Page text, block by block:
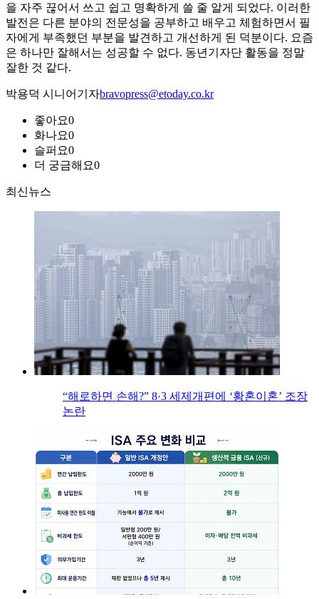
을 자주 끊어서 쓰고 쉽고 명확하게 쓸 줄 알게 되었다. 이러한
발전은 다른 분야의 전문성을 공부하고 배우고 체험하면서 필
자에게 부족했던 부분을 발견하고 개선하게 된 덕분이다. 요즘
은 하나만 잘해서는 성공할 수 없다. 동년기자단 활동을 정말
잘한 것 같다.
박용덕 시니어기자bravopress@etoday.co.kr
좋아요0
화나요0
슬퍼요0
더 궁금해요0
최신뉴스
“해로하면 손해?” 8·3 세제개편에 ‘황혼이혼’ 조장
논란